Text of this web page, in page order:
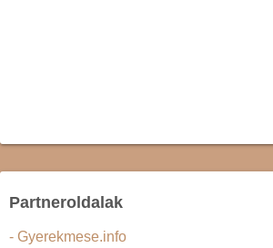
Partneroldalak
- Gyerekmese.info